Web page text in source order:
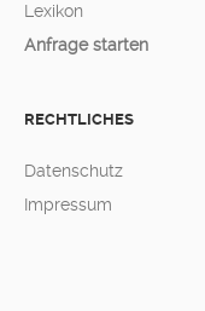
Lexikon
Anfrage starten
RECHTLICHES
Datenschutz
Impressum